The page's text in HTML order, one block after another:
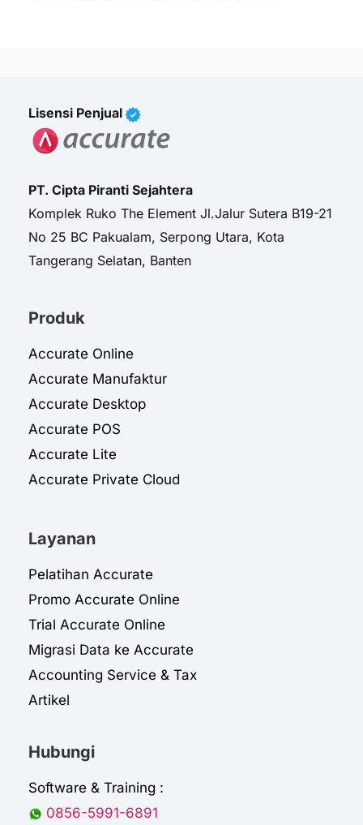
Lisensi Penjual
PT. Cipta Piranti Sejahtera
Komplek Ruko The Element Jl.Jalur Sutera B19-21
No 25 BC Pakualam, Serpong Utara, Kota
Tangerang Selatan, Banten
Produk
Accurate Online
Accurate Manufaktur
Accurate Desktop
Accurate POS
Accurate Lite
Accurate Private Cloud
Layanan
Pelatihan Accurate
Promo Accurate Online
Trial Accurate Online
Migrasi Data ke Accurate
Accounting Service & Tax
Artikel
Hubungi
Software & Training :
0856-5991-6891